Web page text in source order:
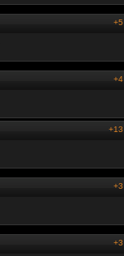
+5
+4
+13
+3
+3